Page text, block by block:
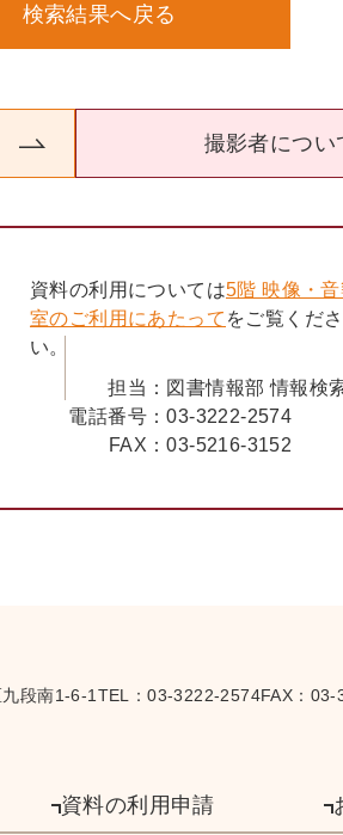
検索結果へ戻る
撮影者につい
資料の利用については5階 映像・
室のご利用にあたって をご覧くださ
い。
担当： 図書情報部 情報検
電話番号：03-3222-2574
FAX：03-5216-3152
段南1-6-1TEL：03-3222-2574FAX：
資料の利用申請